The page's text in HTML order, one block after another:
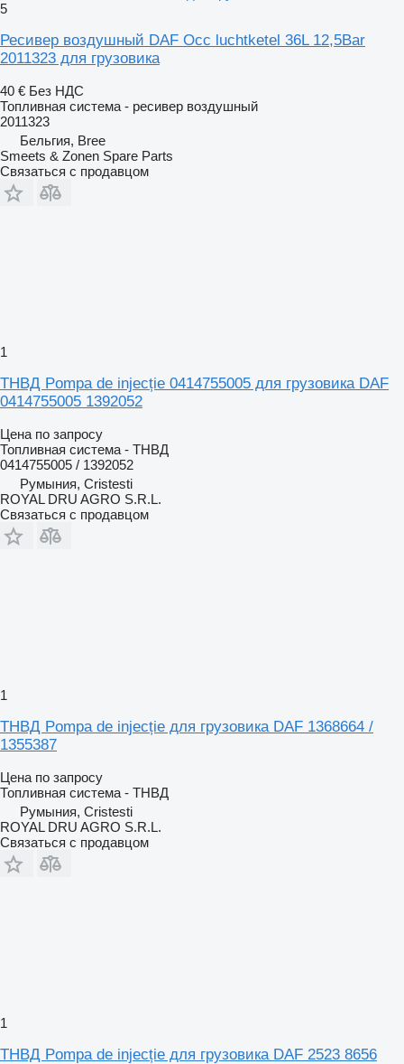
5
Ресивер воздушный DAF Occ luchtketel 36L 12,5Bar
2011323 для грузовика
40 € Без НДС
Топливная система - ресивер воздушный
2011323
Бельгия, Bree
Smeets & Zonen Spare Parts
Связаться с продавцом
1
ТНВД Pompa de injecție 0414755005 для грузовика DAF
0414755005 1392052
Цена по запросу
Топливная система - ТНВД
0414755005 / 1392052
Румыния, Cristesti
ROYAL DRU AGRO S.R.L.
Связаться с продавцом
1
ТНВД Pompa de injecție для грузовика DAF 1368664 /
1355387
Цена по запросу
Топливная система - ТНВД
Румыния, Cristesti
ROYAL DRU AGRO S.R.L.
Связаться с продавцом
1
ТНВД Pompa de injecție для грузовика DAF 2523 8656